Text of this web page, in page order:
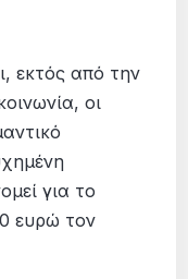
εκτός από την
οι
για το
ευρώ τον